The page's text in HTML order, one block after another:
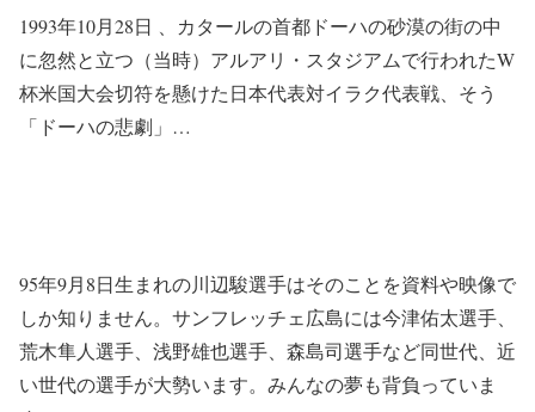
1993年10月28日 、カタールの首都ドーハの砂漠の街の中
に忽然と立つ（当時）アルアリ・スタジアムで行われたW
杯米国大会切符を懸けた日本代表対イラク代表戦、そう
「ドーハの悲劇」…
95年9月8日生まれの川辺駿選手はそのことを資料や映像で
しか知りません。サンフレッチェ広島には今津佑太選手、
荒木隼人選手、浅野雄也選手、森島司選手など同世代、近
い世代の選手が大勢います。みんなの夢も背負っていま